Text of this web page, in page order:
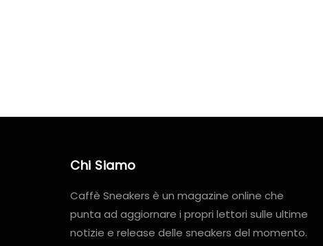
Chi Siamo
Caffè Sneakers è un magazine online che
punta ad aggiornare i propri lettori sulle ultime
notizie e release delle sneakers del momento.